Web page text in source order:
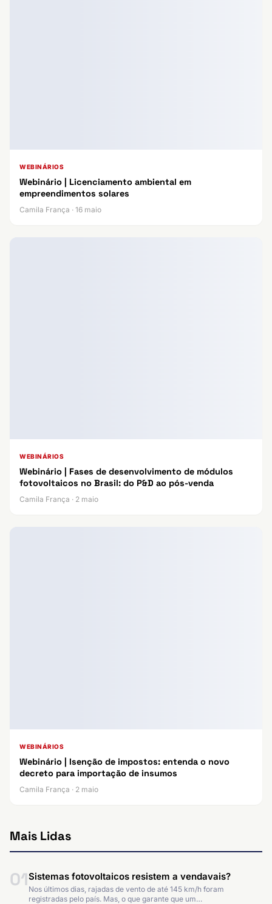
WEBINÁRIOS
Webinário | Licenciamento ambiental em
empreendimentos solares
Camila França · 16 maio
WEBINÁRIOS
Webinário | Fases de desenvolvimento de módulos
fotovoltaicos no Brasil: do P&D ao pós-venda
Camila França · 2 maio
WEBINÁRIOS
Webinário | Isenção de impostos: entenda o novo
decreto para importação de insumos
Camila França · 2 maio
Mais Lidas
01Sistemas fotovoltaicos resistem a vendavais?
Nos últimos dias, rajadas de vento de até 145 km/h foram
registradas pelo país. Mas, o que garante que um…